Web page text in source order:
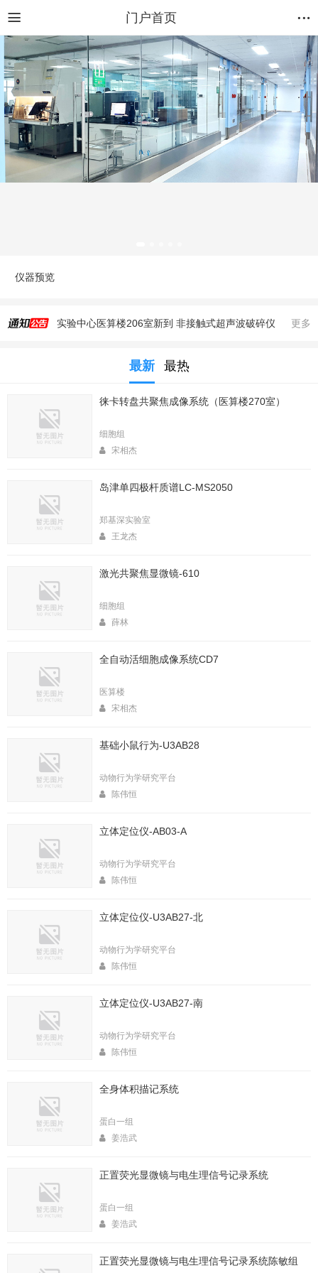
门户首页
仪器预览
实验中心医算楼206室新到 非接触式超声波破碎仪
生命科学实验中心2025年暑期值班表
医算楼（西区田径场新楼）二楼（206室）新到一台落地式超离和一台高速冷冻离心机
2025年4月春季大型仪器培训安排
生命中心2025寒假值班表
2026年春季大型仪器培训安排
生命科学实验中心2026年寒假值班表
更多
最新 最热
徕卡转盘共聚焦成像系统（医算楼270室）
细胞组
宋相杰
岛津单四极杆质谱LC-MS2050
郑基深实验室
王龙杰
激光共聚焦显微镜-610
细胞组
薛林
全自动活细胞成像系统CD7
医算楼
宋相杰
基础小鼠行为-U3AB28
动物行为学研究平台
陈伟恒
立体定位仪-AB03-A
动物行为学研究平台
陈伟恒
立体定位仪-U3AB27-北
动物行为学研究平台
陈伟恒
立体定位仪-U3AB27-南
动物行为学研究平台
陈伟恒
全身体积描记系统
蛋白一组
姜浩武
正置荧光显微镜与电生理信号记录系统
蛋白一组
姜浩武
正置荧光显微镜与电生理信号记录系统陈敏组